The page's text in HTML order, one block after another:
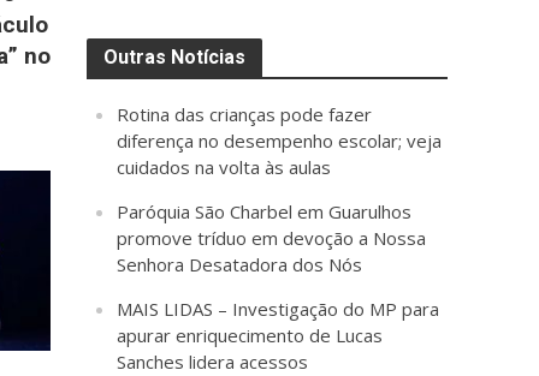
no
Outras Notícias
Rotina das crianças pode fazer
diferença no desempenho escolar; veja
cuidados na volta às aulas
Paróquia São Charbel em Guarulhos
promove tríduo em devoção a Nossa
Senhora Desatadora dos Nós
MAIS LIDAS – Investigação do MP para
apurar enriquecimento de Lucas
Sanches lidera acessos